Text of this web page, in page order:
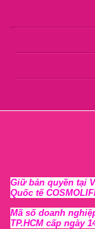
Giữ bản quyền tại
Quốc tế
Mã số doanh
TP.HCM cấp ngày